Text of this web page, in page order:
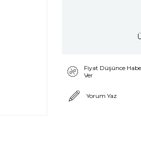
Fiyat Düşünce
Ver
Yorum Yaz